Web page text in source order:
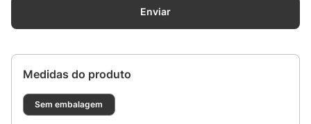
Enviar
Medidas do produto
Sem embalagem